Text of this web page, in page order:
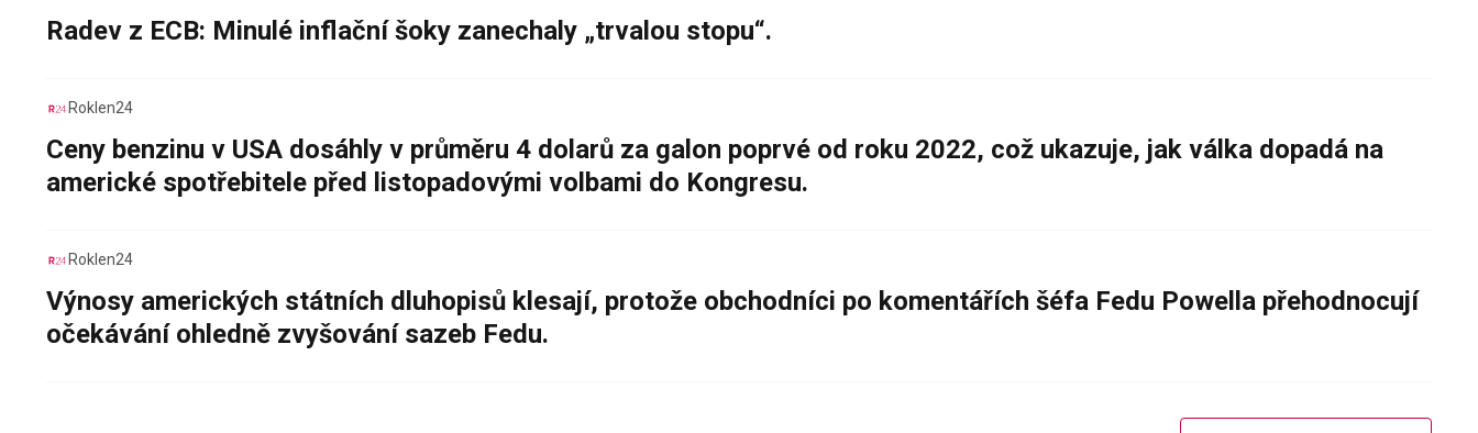
Radev z ECB: Minulé inflační šoky zanechaly „trvalou stopu“.
Roklen24
Ceny benzinu v USA dosáhly v průměru 4 dolarů za galon poprvé od roku 2022, což ukazuje, jak válka dopadá na
americké spotřebitele před listopadovými volbami do Kongresu.
Roklen24
Výnosy amerických státních dluhopisů klesají, protože obchodníci po komentářích šéfa Fedu Powella přehodnocují
očekávání ohledně zvyšování sazeb Fedu.